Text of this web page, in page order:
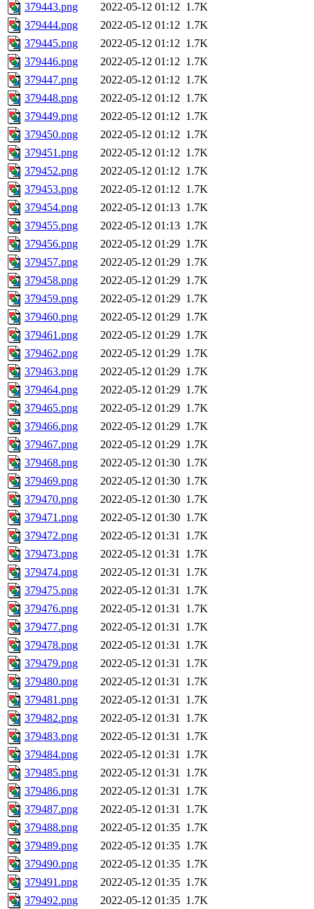
379443.png
2022-05-12 01:12 1.7K
379444.png
2022-05-12 01:12 1.7K
379445.png
2022-05-12 01:12 1.7K
379446.png
2022-05-12 01:12 1.7K
379447.png
2022-05-12 01:12 1.7K
379448.png
2022-05-12 01:12 1.7K
379449.png
2022-05-12 01:12 1.7K
379450.png
2022-05-12 01:12 1.7K
379451.png
2022-05-12 01:12 1.7K
379452.png
2022-05-12 01:12 1.7K
379453.png
2022-05-12 01:12 1.7K
379454.png
2022-05-12 01:13 1.7K
379455.png
2022-05-12 01:13 1.7K
379456.png
2022-05-12 01:29 1.7K
379457.png
2022-05-12 01:29 1.7K
379458.png
2022-05-12 01:29 1.7K
379459.png
2022-05-12 01:29 1.7K
379460.png
2022-05-12 01:29 1.7K
379461.png
2022-05-12 01:29 1.7K
379462.png
2022-05-12 01:29 1.7K
379463.png
2022-05-12 01:29 1.7K
379464.png
2022-05-12 01:29 1.7K
379465.png
2022-05-12 01:29 1.7K
379466.png
2022-05-12 01:29 1.7K
379467.png
2022-05-12 01:29 1.7K
379468.png
2022-05-12 01:30 1.7K
379469.png
2022-05-12 01:30 1.7K
379470.png
2022-05-12 01:30 1.7K
379471.png
2022-05-12 01:30 1.7K
379472.png
2022-05-12 01:31 1.7K
379473.png
2022-05-12 01:31 1.7K
379474.png
2022-05-12 01:31 1.7K
379475.png
2022-05-12 01:31 1.7K
379476.png
2022-05-12 01:31 1.7K
379477.png
2022-05-12 01:31 1.7K
379478.png
2022-05-12 01:31 1.7K
379479.png
2022-05-12 01:31 1.7K
379480.png
2022-05-12 01:31 1.7K
379481.png
2022-05-12 01:31 1.7K
379482.png
2022-05-12 01:31 1.7K
379483.png
2022-05-12 01:31 1.7K
379484.png
2022-05-12 01:31 1.7K
379485.png
2022-05-12 01:31 1.7K
379486.png
2022-05-12 01:31 1.7K
379487.png
2022-05-12 01:31 1.7K
379488.png
2022-05-12 01:35 1.7K
379489.png
2022-05-12 01:35 1.7K
379490.png
2022-05-12 01:35 1.7K
379491.png
2022-05-12 01:35 1.7K
379492.png
2022-05-12 01:35 1.7K